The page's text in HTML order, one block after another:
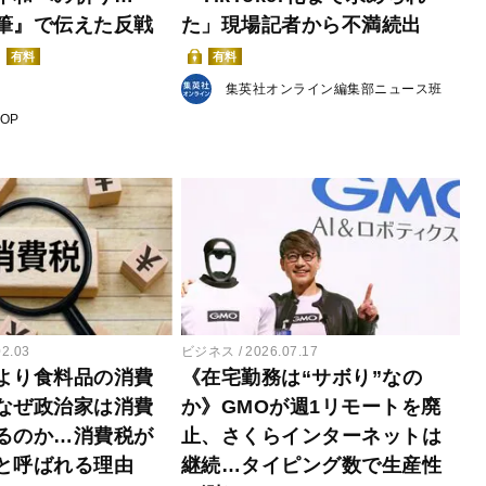
』で伝えた反戦
有料
た」現場記者から不満続出
有料
集英社オンライン編集部ニュース班
り食料品の消費
ぜ政治家は消費
のか…消費税が
呼ばれる理由
ビジネス 2026.07.17
《在宅勤務は“サボり”なの
か》GMOが週1リモートを廃
止、さくらインターネットは
継続…タイピング数で生産性